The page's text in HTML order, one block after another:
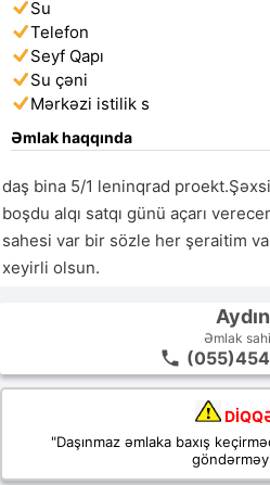
Su
Telefon
Seyf Qapı
Su çəni
Mərkəzi istilik s
Əmlak haqqında
daş bina 5/1 leninqrad
boşdu alqı satqı günü açarı
sahesi var bir sözle her şeraitim
xeyirli olsun.
Aydın
Əmlak
"Daşınmaz əmlaka baxış